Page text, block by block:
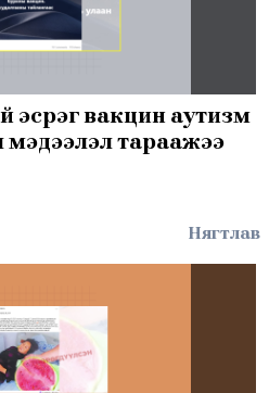
эсрэг вакцин аутизм
мэдээлэл тараажээ
Нягтлав